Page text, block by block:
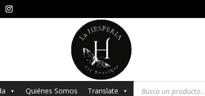
Quiénes Somos Translate
Búsqueda